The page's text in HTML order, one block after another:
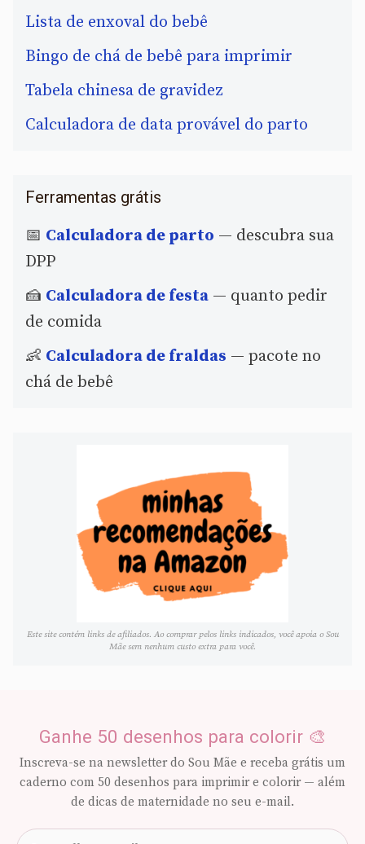
Lista de enxoval do bebê
Bingo de chá de bebê para imprimir
Tabela chinesa de gravidez
Calculadora de data provável do parto
Ferramentas grátis
📅 Calculadora de parto — descubra sua
DPP
🍰 Calculadora de festa — quanto pedir
de comida
👶 Calculadora de fraldas — pacote no
chá de bebê
Este site contém links de afiliados. Ao comprar pelos links indicados, você apoia o Sou
Mãe sem nenhum custo extra para você.
Ganhe 50 desenhos para colorir 🎨
Inscreva-se na newsletter do Sou Mãe e receba grátis um
caderno com 50 desenhos para imprimir e colorir — além
de dicas de maternidade no seu e-mail.